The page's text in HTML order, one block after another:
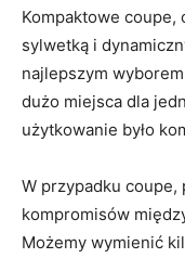
Kompaktowe coupe,
sylwetką i
najlepszym
dużo miejsca dla
użytkowanie było
W przypadku
kompromisów
Możemy wymienić